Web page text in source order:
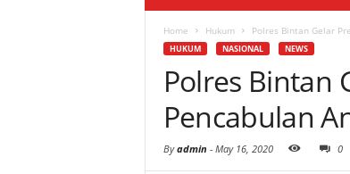
Home Hukum Polres Bintan Gelar
HUKUM NASIONAL NEWS
Polres Bintan
Pencabulan
Byadmin - May 16, 2020 0